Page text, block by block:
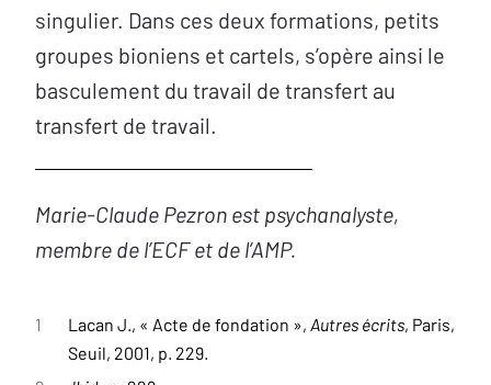
singulier. Dans ces deux formations, petits
groupes bioniens et cartels, s’opère ainsi le
basculement du travail de transfert au
transfert de travail.
Marie-Claude Pezron est psychanalyste,
membre de l’ECF et de l’AMP.
1 Lacan J., « Acte de fondation », Autres écrits, Paris,
Seuil, 2001, p. 229.